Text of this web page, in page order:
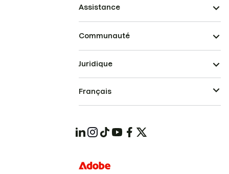
Assistance
Communauté
Juridique
Français